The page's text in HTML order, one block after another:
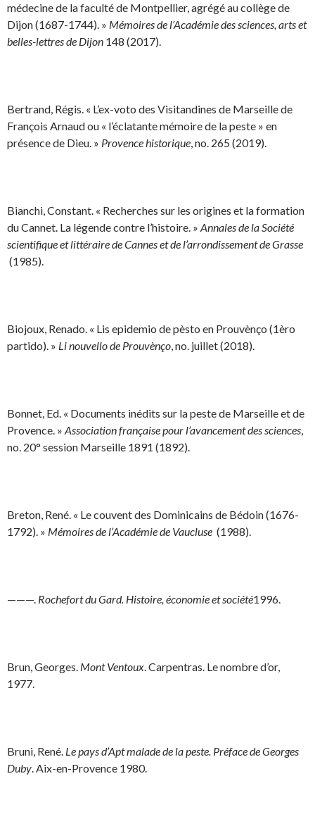
médecine de la faculté de Montpellier, agrégé au collège de
Dijon (1687-1744). » Mémoires de l’Académie des sciences, arts et
belles-lettres de Dijon 148 (2017).
Bertrand, Régis. « L’ex-voto des Visitandines de Marseille de
François Arnaud ou « l’éclatante mémoire de la peste » en
présence de Dieu. » Provence historique, no. 265 (2019).
Bianchi, Constant. « Recherches sur les origines et la formation
du Cannet. La légende contre l’histoire. » Annales de la Société
scientifique et littéraire de Cannes et de l’arrondissement de Grasse
(1985).
Biojoux, Renado. « Lis epidemio de pèsto en Prouvènço (1èro
partido). » Li nouvello de Prouvènço, no. juillet (2018).
Bonnet, Ed. « Documents inédits sur la peste de Marseille et de
Provence. » Association française pour l’avancement des sciences,
no. 20° session Marseille 1891 (1892).
Breton, René. « Le couvent des Dominicains de Bédoin (1676-
1792). » Mémoires de l’Académie de Vaucluse (1988).
———. Rochefort du Gard. Histoire, économie et société1996.
Brun, Georges. Mont Ventoux. Carpentras. Le nombre d’or,
1977.
Bruni, René. Le pays d’Apt malade de la peste. Préface de Georges
Duby. Aix-en-Provence 1980.